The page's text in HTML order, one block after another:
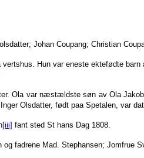
Johan Coupang; Christian
Hun var eneste ektefødte
Ola var næstældste søn av Ola
Olsdatter, født paa Spetalen, var
[iii] fant sted St hans Dag 1808.
fadrene Mad. Stephansen; Jomfrue